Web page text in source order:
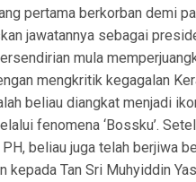
pertama berkorban demi
jawatannya sebagai
mula
mengkritik kegagalan
beliau diangkat menjadi
fenomena ‘Bossku’.
PH, beliau juga telah berjiwa
kepada Tan Sri Muhyiddin